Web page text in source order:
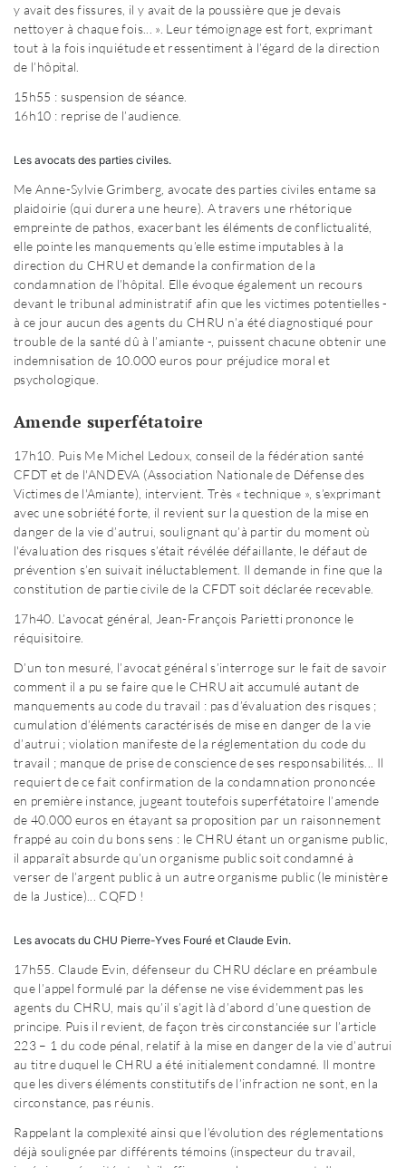
y avait des fissures, il y avait de la poussière que je devais
nettoyer à chaque fois... ». Leur témoignage est fort, exprimant
tout à la fois inquiétude et ressentiment à l’égard de la direction
de l’hôpital.
15h55 : suspension de séance.
16h10 : reprise de l’audience.
Les avocats des parties civiles.
Me Anne-Sylvie Grimberg, avocate des parties civiles entame sa
plaidoirie (qui durera une heure). A travers une rhétorique
empreinte de pathos, exacerbant les éléments de conflictualité,
elle pointe les manquements qu’elle estime imputables à la
direction du CHRU et demande la confirmation de la
condamnation de l’hôpital. Elle évoque également un recours
devant le tribunal administratif afin que les victimes potentielles -
à ce jour aucun des agents du CHRU n’a été diagnostiqué pour
trouble de la santé dû à l’amiante -, puissent chacune obtenir une
indemnisation de 10.000 euros pour préjudice moral et
psychologique.
Amende superfétatoire
17h10. Puis Me Michel Ledoux, conseil de la fédération santé
CFDT et de l'ANDEVA (Association Nationale de Défense des
Victimes de l'Amiante), intervient. Très « technique », s’exprimant
avec une sobriété forte, il revient sur la question de la mise en
danger de la vie d’autrui, soulignant qu’à partir du moment où
l'évaluation des risques s’était révélée défaillante, le défaut de
prévention s’en suivait inéluctablement. Il demande in fine que la
constitution de partie civile de la CFDT soit déclarée recevable.
17h40. L’avocat général, Jean-François Parietti prononce le
réquisitoire.
D’un ton mesuré, l’avocat général s’interroge sur le fait de savoir
comment il a pu se faire que le CHRU ait accumulé autant de
manquements au code du travail : pas d’évaluation des risques ;
cumulation d’éléments caractérisés de mise en danger de la vie
d’autrui ; violation manifeste de la réglementation du code du
travail ; manque de prise de conscience de ses responsabilités... Il
requiert de ce fait confirmation de la condamnation prononcée
en première instance, jugeant toutefois superfétatoire l’amende
de 40.000 euros en étayant sa proposition par un raisonnement
frappé au coin du bons sens : le CHRU étant un organisme public,
il apparaît absurde qu’un organisme public soit condamné à
verser de l’argent public à un autre organisme public (le ministère
de la Justice)... CQFD !
Les avocats du CHU Pierre-Yves Fouré et Claude Evin.
17h55. Claude Evin, défenseur du CHRU déclare en préambule
que l’appel formulé par la défense ne vise évidemment pas les
agents du CHRU, mais qu’il s’agit là d’abord d’une question de
principe. Puis il revient, de façon très circonstanciée sur l’article
223 – 1 du code pénal, relatif à la mise en danger de la vie d’autrui
au titre duquel le CHRU a été initialement condamné. Il montre
que les divers éléments constitutifs de l’infraction ne sont, en la
circonstance, pas réunis.
Rappelant la complexité ainsi que l’évolution des réglementations
déjà soulignée par différents témoins (inspecteur du travail,